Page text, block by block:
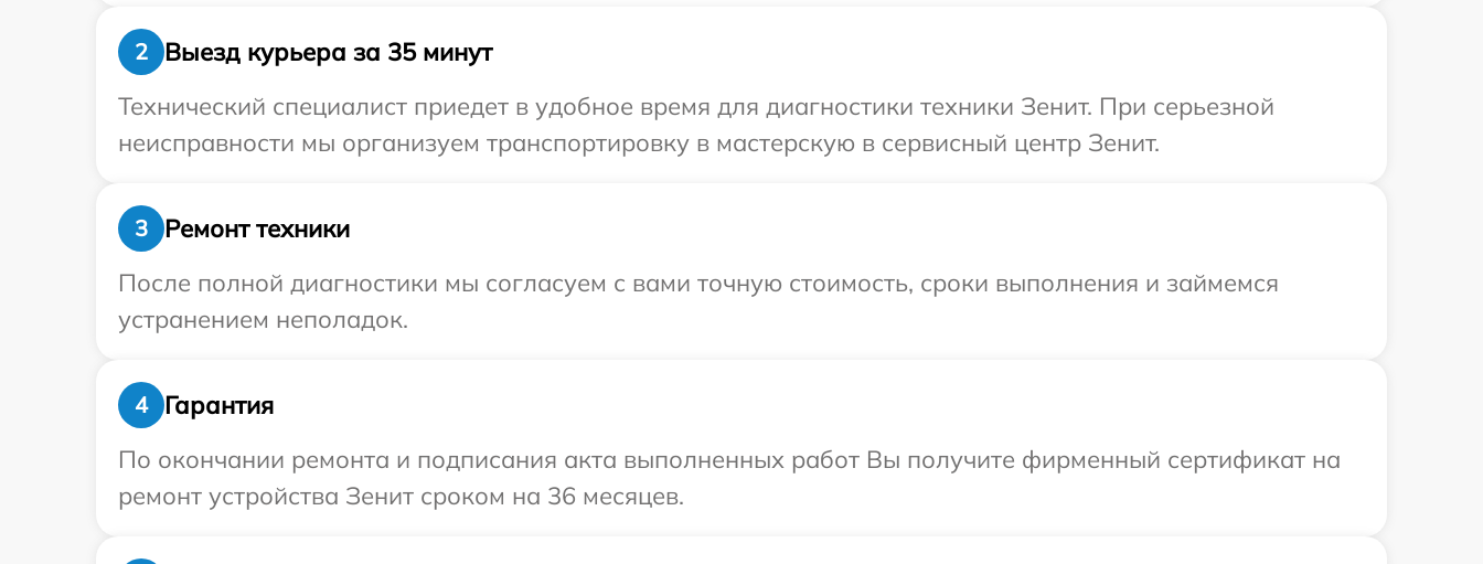
2
Выезд курьера за 35 минут
Технический специалист приедет в удобное время для диагностики техники Зенит. При серьезной
неисправности мы организуем транспортировку в мастерскую в сервисный центр Зенит.
3
Ремонт техники
После полной диагностики мы согласуем с вами точную стоимость, сроки выполнения и займемся
устранением неполадок.
4
Гарантия
По окончании ремонта и подписания акта выполненных работ Вы получите фирменный сертификат на
ремонт устройства Зенит сроком на 36 месяцев.